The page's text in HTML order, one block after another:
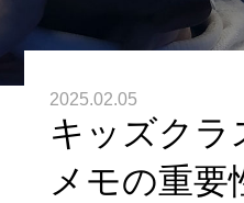
2025.02.05
キッズクラ
メモの重要